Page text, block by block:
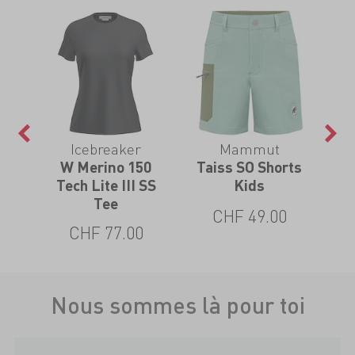
Icebreaker
W Merino 150
Tech Lite III SS
Tee
CHF 77.00
Mammut
Taiss SO Shorts
Kids
CHF 49.00
Nous sommes là pour toi